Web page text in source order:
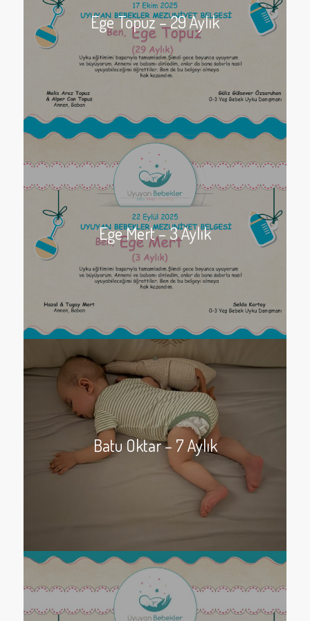
Ege Topuz – 29 Aylık
Ege Mert – 3 Aylık
Batu Oktar – 7 Aylık